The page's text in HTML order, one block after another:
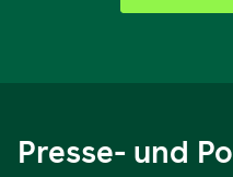
Presse- und